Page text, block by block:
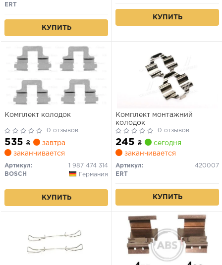
ERT
КУПИТЬ
КУПИТЬ
Комплект колодок
0 отзывов
535 ₴
завтра
заканчивается
Артикул:
1 987 474 314
BOSCH
Германия
КУПИТЬ
Комплект монтажний
колодок
0 отзывов
245 ₴
сегодня
заканчивается
Артикул:
420007
ERT
КУПИТЬ